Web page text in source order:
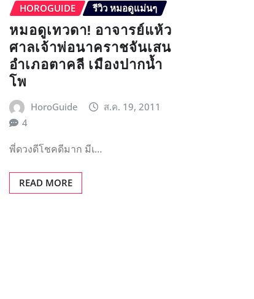
HOROGUIDE รีวิว หมอดูแม่นๆ
หมอดูเทวดา! อาจารย์แห้ว
ศาลเจ้าพ่อนาคราชจันเสน
อำเภอตาคลี เมืองปากน้ำ
โพ
HoroGuide
ส.ค. 19, 2011
4
พี่ดวงดีโชคดีมาก มีเ…
READ MORE